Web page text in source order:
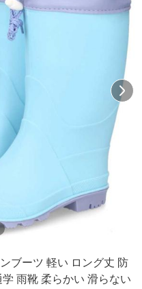
ブーツ 軽い ロング丈 防
雨靴 柔らかい 滑らない